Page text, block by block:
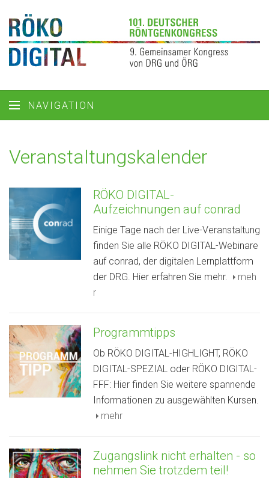
NAVIGATION
Veranstaltungs­kalender
RÖKO DIGITAL-
Aufzeichnungen auf conrad
Einige Tage nach der Live-Veranstaltung
finden Sie alle RÖKO DIGITAL-Webinare
auf conrad, der digitalen Lernplattform
der DRG. Hier erfahren Sie mehr.
meh
r
Programmtipps
Ob RÖKO DIGITAL-HIGHLIGHT, RÖKO
DIGITAL-SPEZIAL oder RÖKO DIGITAL-
FFF: Hier finden Sie weitere spannende
Informationen zu ausgewählten Kursen.
mehr
Zugangslink nicht erhalten - so
nehmen Sie trotzdem teil!